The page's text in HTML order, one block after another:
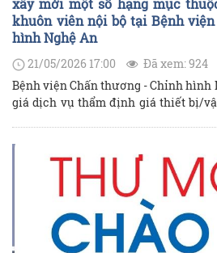
xây mới một số hạng mục
khuôn viên nội bộ tại Bệnh
hình Nghệ An
21/05/2026 17:00
Đã xem: 924
Bệnh viện Chấn thương - Chỉnh hình
giá dịch vụ thẩm định giá thiết bị/